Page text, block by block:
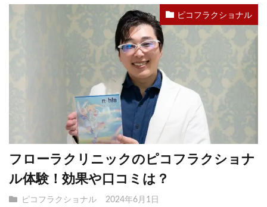
ピコフラクショナル
フローラクリニックのピコフラクショナ
ル体験！効果や口コミは？
ピコフラクショナル 2024年6月1日